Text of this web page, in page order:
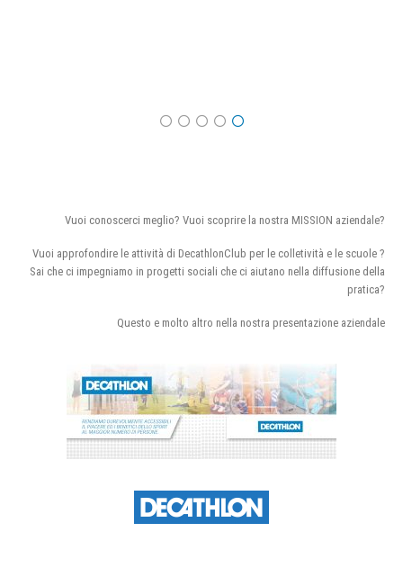
Vuoi conoscerci meglio? Vuoi scoprire la nostra MISSION aziendale?
Vuoi approfondire le attività di DecathlonClub per le colletività e le scuole ?
Sai che ci impegniamo in progetti sociali che ci aiutano nella diffusione della
pratica?
Questo e molto altro nella nostra presentazione aziendale